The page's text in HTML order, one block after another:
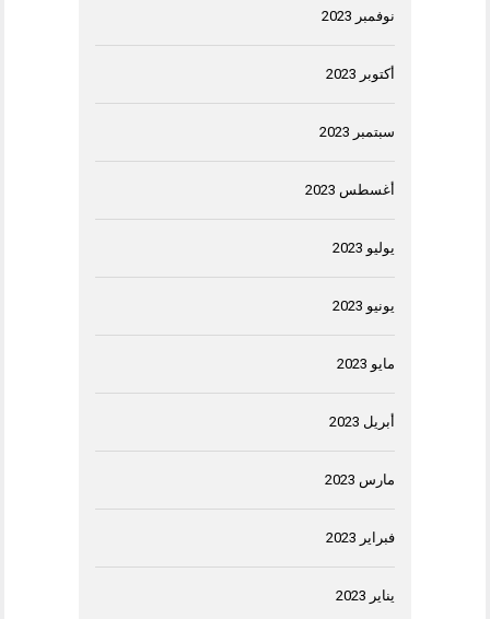
نوفمبر 2023
أكتوبر 2023
سبتمبر 2023
أغسطس 2023
يوليو 2023
يونيو 2023
مايو 2023
أبريل 2023
مارس 2023
فبراير 2023
يناير 2023